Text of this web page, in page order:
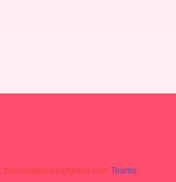
backlinkpaneli@gmail.com Teams: